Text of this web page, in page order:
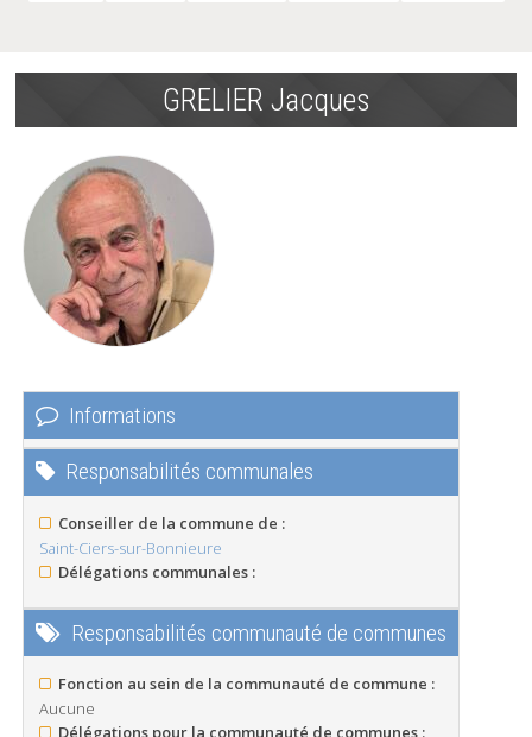
GRELIER Jacques
Informations
Responsabilités communales
Conseiller de la commune de :
Saint-Ciers-sur-Bonnieure
Délégations communales :
Responsabilités communauté de communes
Fonction au sein de la communauté de commune :
Aucune
Délégations pour la communauté de communes :